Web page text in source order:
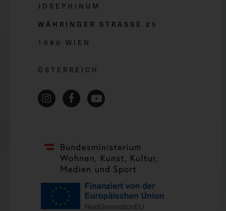
JOSEPHINUM
WÄHRINGER STRASSE 2 5
1090 WIEN
ÖSTERREICH